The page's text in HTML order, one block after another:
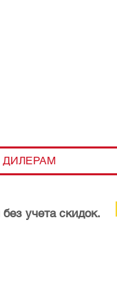
ДИЛЕРАМ
учета скидок.